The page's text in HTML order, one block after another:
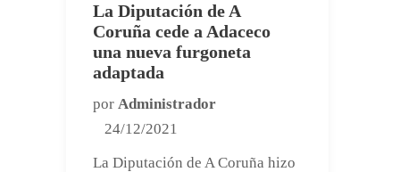
La Diputación de A
Coruña cede a Adaceco
una nueva furgoneta
adaptada
por Administrador
24/12/2021
La Diputación de A Coruña hizo